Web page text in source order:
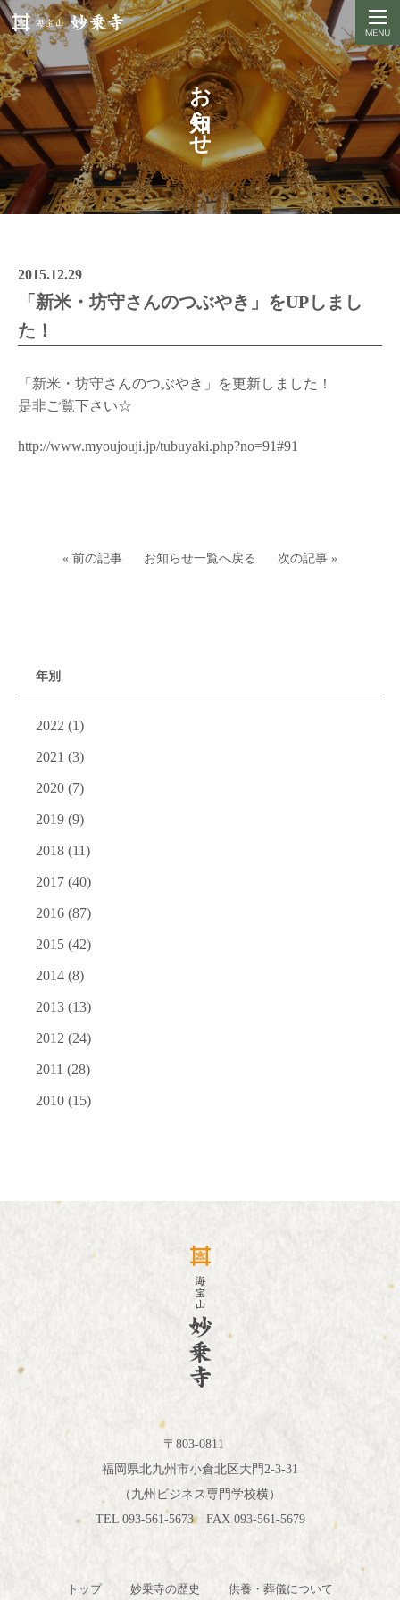
お知らせ
2015.12.29
「新米・坊守さんのつぶやき」をUPしまし
た！
「新米・坊守さんのつぶやき」を更新しました！
是非ご覧下さい☆
http://www.myoujouji.jp/tubuyaki.php?no=91#91
« 前の記事 お知らせ一覧へ戻る 次の記事 »
年別
2022 (1)
2021 (3)
2020 (7)
2019 (9)
2018 (11)
2017 (40)
2016 (87)
2015 (42)
2014 (8)
2013 (13)
2012 (24)
2011 (28)
2010 (15)
〒803-0811
福岡県北九州市小倉北区大門2-3-31
（九州ビジネス専門学校横）
TEL 093-561-5673 FAX 093-561-5679
トップ 妙乗寺の歴史 供養・葬儀について